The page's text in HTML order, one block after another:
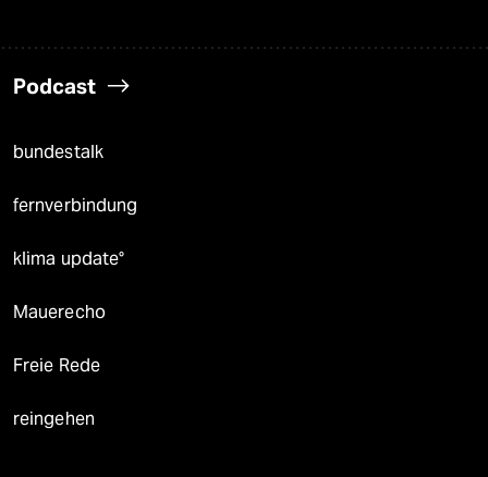
Podcast
bundestalk
fernverbindung
klima update°
Mauerecho
Freie Rede
reingehen